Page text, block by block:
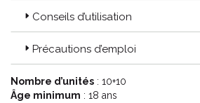
Description :
Conseils d’utilisation
Précautions d’emploi
Nombre d’unités : 10+10
Âge minimum : 18 ans